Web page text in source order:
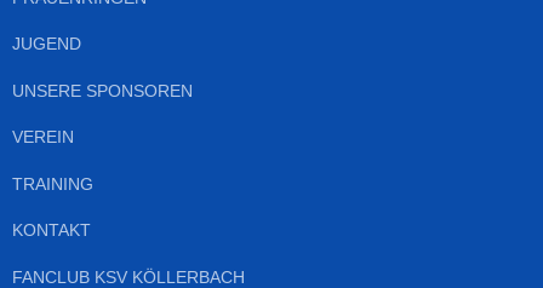
JUGEND
UNSERE SPONSOREN
VEREIN
TRAINING
KONTAKT
FANCLUB KSV KÖLLERBACH